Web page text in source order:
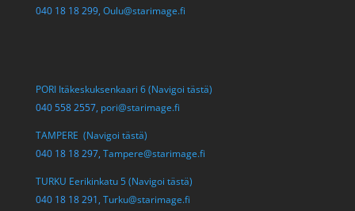
040 18 18 299, Oulu@starimage.fi
PORI Itäkeskuksenkaari 6 (Navigoi tästä)
040 558 2557, pori@starimage.fi
TAMPERE (Navigoi tästä)
040 18 18 297, Tampere@starimage.fi
TURKU Eerikinkatu 5 (Navigoi tästä)
040 18 18 291, Turku@starimage.fi